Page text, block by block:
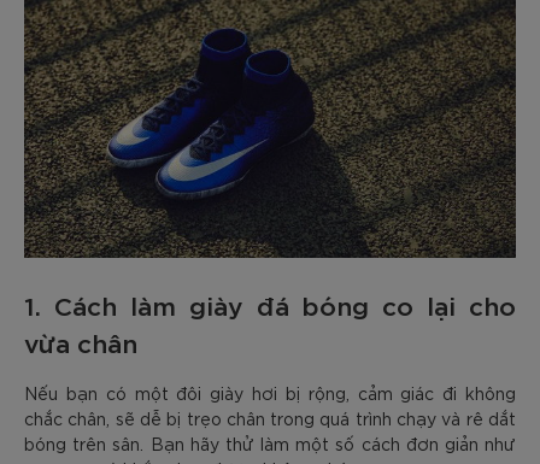
1. Cách làm giày đá bóng co lại cho
vừa chân
Nếu bạn có một đôi giày hơi bị rộng, cảm giác đi không
chắc chân, sẽ dễ bị trẹo chân trong quá trình chạy và rê dắt
bóng trên sân. Bạn hãy thử làm một số cách đơn giản như